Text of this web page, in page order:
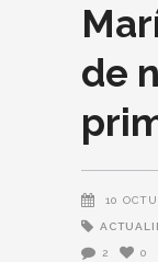
de
10
2 0